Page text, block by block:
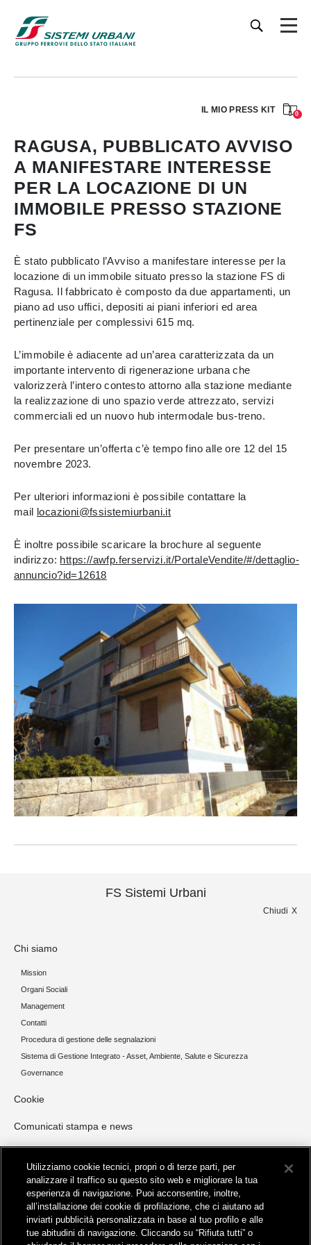
IL MIO PRESS KIT 0
RAGUSA, PUBBLICATO AVVISO
A MANIFESTARE INTERESSE
PER LA LOCAZIONE DI UN
IMMOBILE PRESSO STAZIONE
FS
È stato pubblicato l’Avviso a manifestare interesse per la
locazione di un immobile situato presso la stazione FS di
Ragusa. Il fabbricato è composto da due appartamenti, un
piano ad uso uffici, depositi ai piani inferiori ed area
pertinenziale per complessivi 615 mq.
L’immobile è adiacente ad un’area caratterizzata da un
importante intervento di rigenerazione urbana che
valorizzerà l’intero contesto attorno alla stazione mediante
la realizzazione di uno spazio verde attrezzato, servizi
commerciali ed un nuovo hub intermodale bus-treno.
Per presentare un’offerta c’è tempo fino alle ore 12 del 15
novembre 2023.
Per ulteriori informazioni è possibile contattare la
mail locazioni@fssistemiurbani.it
È inoltre possibile scaricare la brochure al seguente
indirizzo: https://awfp.ferservizi.it/PortaleVendite/#/dettaglio-
annuncio?id=12618
FS Sistemi Urbani
Chiudi
Chi siamo
Mission
Organi Sociali
Management
Contatti
Procedura di gestione delle segnalazioni
Sistema di Gestione Integrato - Asset, Ambiente, Salute e Sicurezza
Governance
Cookie
Comunicati stampa e news
NORD ITALIA
CENTRO ITALIA
SUD ITALIA E ISOLE
Invio manifestazioni di interesse
Utilizziamo cookie tecnici, propri o di terze parti, per
analizzare il traffico su questo sito web e migliorare la tua
esperienza di navigazione. Puoi acconsentire, inoltre,
all’installazione dei cookie di profilazione, che ci aiutano ad
inviarti pubblicità personalizzata in base al tuo profilo e alle
tue abitudini di navigazione. Cliccando su “Rifiuta tutti” o